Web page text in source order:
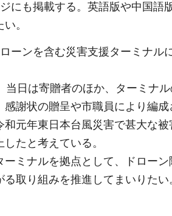
にも掲載する。英語版や中国語
。
ーンを含む災害支援ターミナル
日は寄贈者のほか、ターミナ
謝状の贈呈や市職員により編成
元年東日本台風災害で甚大な被
たと考えている。
ミナルを拠点として、ドロー
取り組みを推進してまいりたい